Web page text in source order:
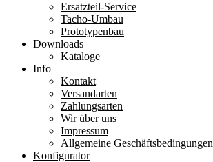
Ersatzteil-Service
Tacho-Umbau
Prototypenbau
Downloads
Kataloge
Info
Kontakt
Versandarten
Zahlungsarten
Wir über uns
Impressum
Allgemeine Geschäftsbedingungen
Konfigurator